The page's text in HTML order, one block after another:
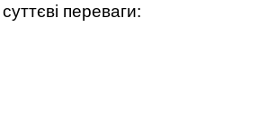
переваги: